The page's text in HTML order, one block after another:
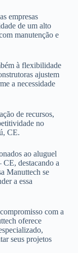
empresas
de um alto
manutenção e
à flexibilidade
ajustem
a necessidade
de recursos,
no
CE.
ao aluguel
destacando a
Manuttech se
a essa
com a
oferece
seus projetos